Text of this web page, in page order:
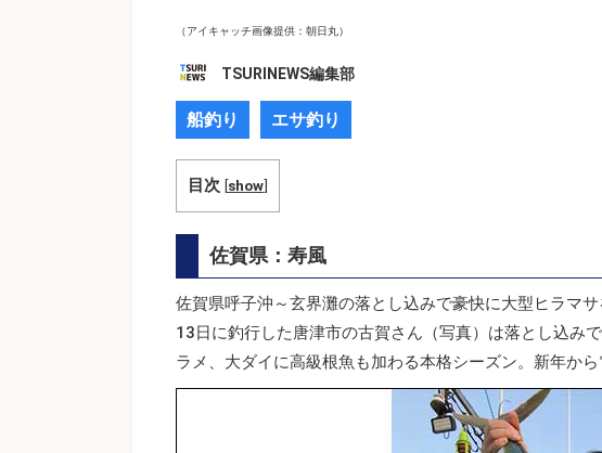
（アイキャッチ画像提供：朝日丸）
TSURINEWS編集部
船釣り エサ釣り
目次 [show]
佐賀県：寿風
佐賀県呼子沖～玄界灘の落とし込みで豪快に大型ヒラマ
13日に釣行した唐津市の古賀さん（写真）は落とし込み
ラメ、大ダイに高級根魚も加わる本格シーズン。新年か